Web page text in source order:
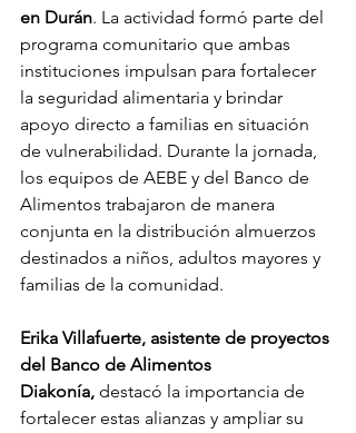
en Durán. La actividad formó parte del
programa comunitario que ambas
instituciones impulsan para fortalecer
la seguridad alimentaria y brindar
apoyo directo a familias en situación
de vulnerabilidad. Durante la jornada,
los equipos de AEBE y del Banco de
Alimentos trabajaron de manera
conjunta en la distribución almuerzos
destinados a niños, adultos mayores y
familias de la comunidad.
Erika Villafuerte, asistente de proyectos
del Banco de Alimentos
Diakonía, destacó la importancia de
fortalecer estas alianzas y ampliar su